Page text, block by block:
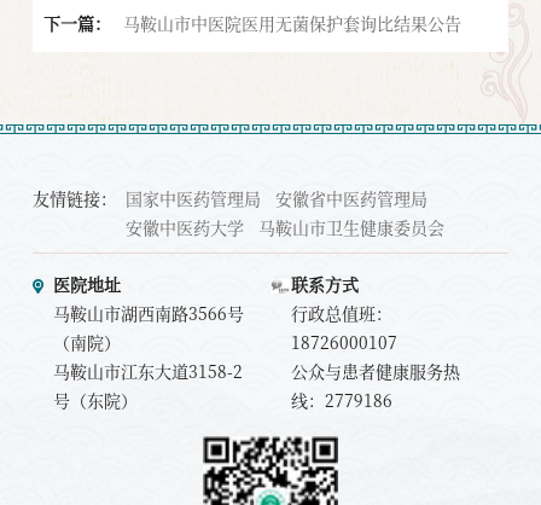
下一篇：
马鞍山市中医院医用无菌保护套询比结果公告
友情链接： 国家中医药管理局
安徽省中医药管理局
安徽中医药大学
马鞍山市卫生健康委员会
医院地址
马鞍山市湖西南路3566号
（南院）
马鞍山市江东大道3158-2
号（东院）
联系方式
行政总值班：
18726000107
公众与患者健康服务热
线：2779186